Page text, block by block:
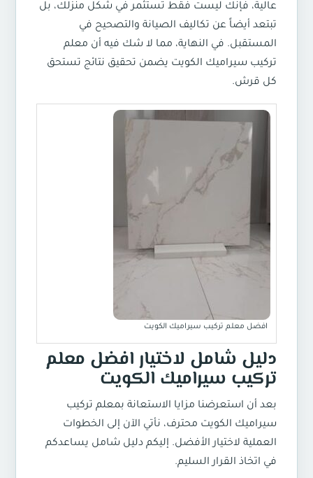
عالية، فإنك ليست فقط تستثمر في شكل منزلك، بل
تبتعد أيضاً عن تكاليف الصيانة والتصحيح في
المستقبل. في النهاية، مما لا شك فيه أن معلم
تركيب سيراميك الكويت يضمن تحقيق نتائج تستحق
كل قرش.
افضل معلم تركيب سيراميك الكويت
دليل شامل لاختيار افضل معلم
تركيب سيراميك الكويت
بعد أن استعرضنا مزايا الاستعانة بمعلم تركيب
سيراميك الكويت محترف، نأتي الآن إلى الخطوات
العملية لاختيار الأفضل. إليكم دليل شامل يساعدكم
في اتخاذ القرار السليم.